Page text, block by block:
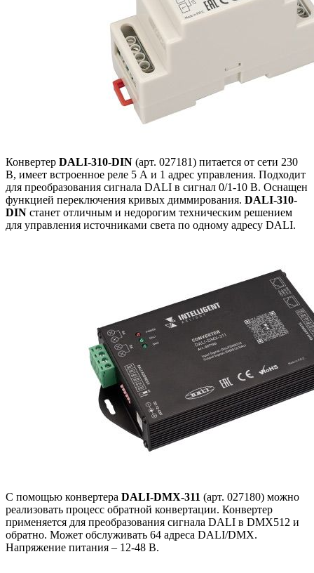
Конвертер DALI-310-DIN (арт. 027181) питается от сети 230
В, имеет встроенное реле 5 А и 1 адрес управления. Подходит
для преобразования сигнала DALI в сигнал 0/1-10 В. Оснащен
функцией переключения кривых диммирования. DALI-310-
DIN станет отличным и недорогим техническим решением
для управления источниками света по одному адресу DALI.
С помощью конвертера DALI-DMX-311 (арт. 027180) можно
реализовать процесс обратной конвертации. Конвертер
применяется для преобразования сигнала DALI в DMX512 и
обратно. Может обслуживать 64 адреса DALI/DMX.
Напряжение питания – 12-48 В.